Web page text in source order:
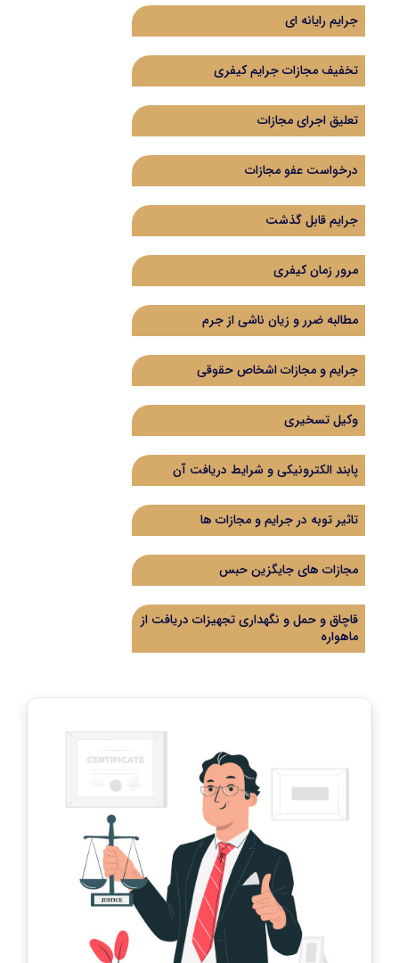
جرایم رایانه ای
تخفیف مجازات جرایم کیفری
تعلیق اجرای مجازات
درخواست عفو مجازات
جرایم قابل گذشت
مرور زمان کیفری
مطالبه ضرر و زیان ناشی از جرم
جرایم و مجازات اشخاص حقوقی
وکیل تسخیری
پابند الکترونیکی و شرایط دریافت آن
تاثیر توبه در جرایم و مجازات ها
مجازات های جایگزین حبس
قاچاق و حمل و نگهداری تجهیزات دریافت از
ماهواره